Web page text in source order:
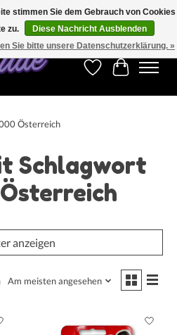
ab 250 €. Weltweite Lieferung!
Wunschzettel
Ihr
Österreich
Schlagwort
anzeigen
Am meisten angesehen
stimmen Sie dem Gebrauch von Cookies
zu.
Diese Nachricht Ausblenden
Sie bitte unsere Datenschutzerklärung. »